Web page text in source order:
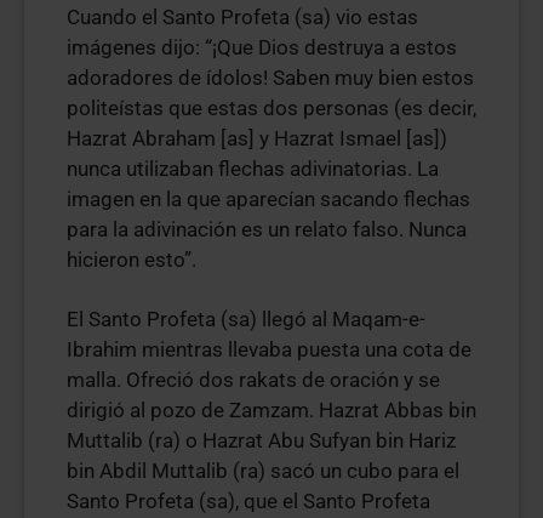
Cuando el Santo Profeta (sa) vio estas
imágenes dijo: “¡Que Dios destruya a estos
adoradores de ídolos! Saben muy bien estos
politeístas que estas dos personas (es decir,
Hazrat Abraham [as] y Hazrat Ismael [as])
nunca utilizaban flechas adivinatorias. La
imagen en la que aparecían sacando flechas
para la adivinación es un relato falso. Nunca
hicieron esto”.
El Santo Profeta (sa) llegó al Maqam-e-
Ibrahim mientras llevaba puesta una cota de
malla. Ofreció dos rakats de oración y se
dirigió al pozo de Zamzam. Hazrat Abbas bin
Muttalib (ra) o Hazrat Abu Sufyan bin Hariz
bin Abdil Muttalib (ra) sacó un cubo para el
Santo Profeta (sa), que el Santo Profeta